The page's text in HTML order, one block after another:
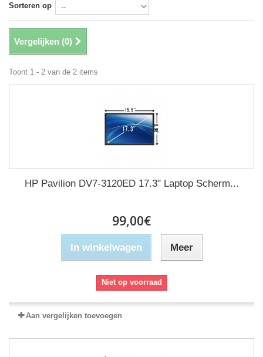
Sorteren op
Vergelijken (0)
Toont 1 - 2 van de 2 items
HP Pavilion DV7-3120ED 17.3" Laptop Scherm...
99,00€
In winkelwagen Meer
Niet op voorraad
Aan vergelijken toevoegen